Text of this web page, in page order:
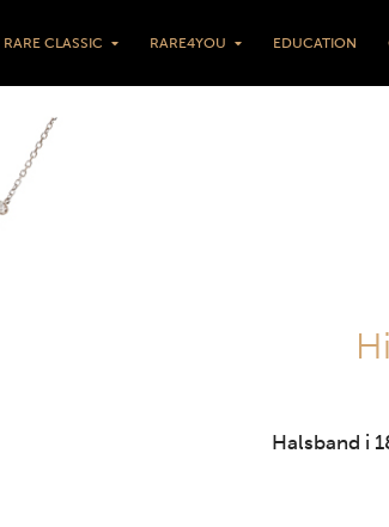
RARE CLASSIC RARE4YOU EDUCATION
Halsband i